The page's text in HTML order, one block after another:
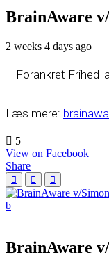
BrainAware
2 weeks 4 days ago
– Forankret Frihed
Læs mere:
5
View on Facebook
Share
BrainAware